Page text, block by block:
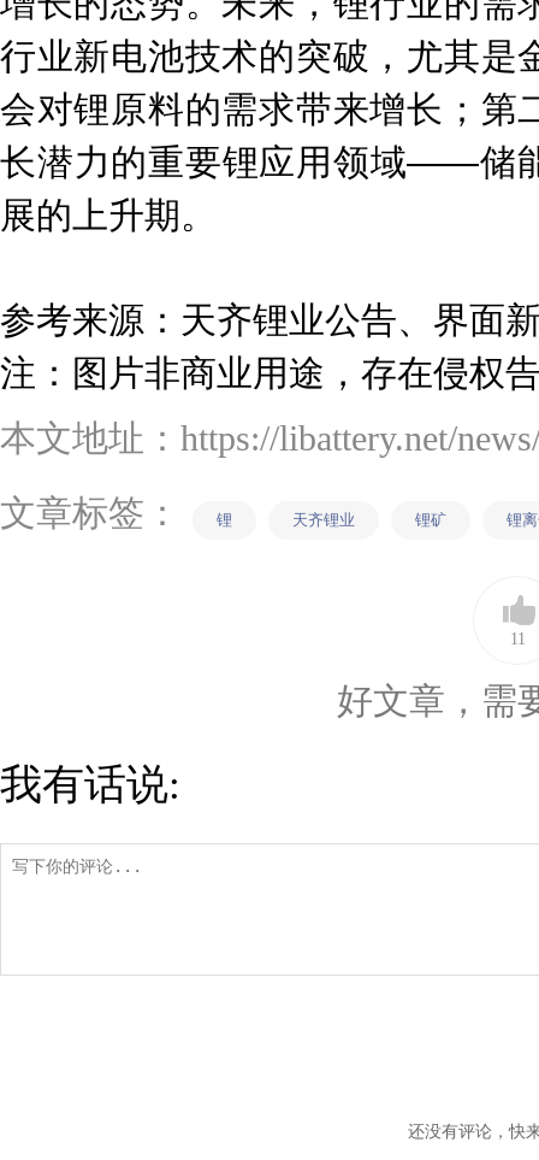
行业新电池技术的突破，尤其是
会对锂原料的需求带来增长；第
长潜力的重要锂应用领域——储
展的上升期。
参考来源：天齐锂业公告、界面
注：图片非商业用途，存在侵权
本文地址：https://libattery.net/
文章标签：
锂 天齐锂业 锂矿 锂
11
好文章，需
我有话说:
还没有评论，快